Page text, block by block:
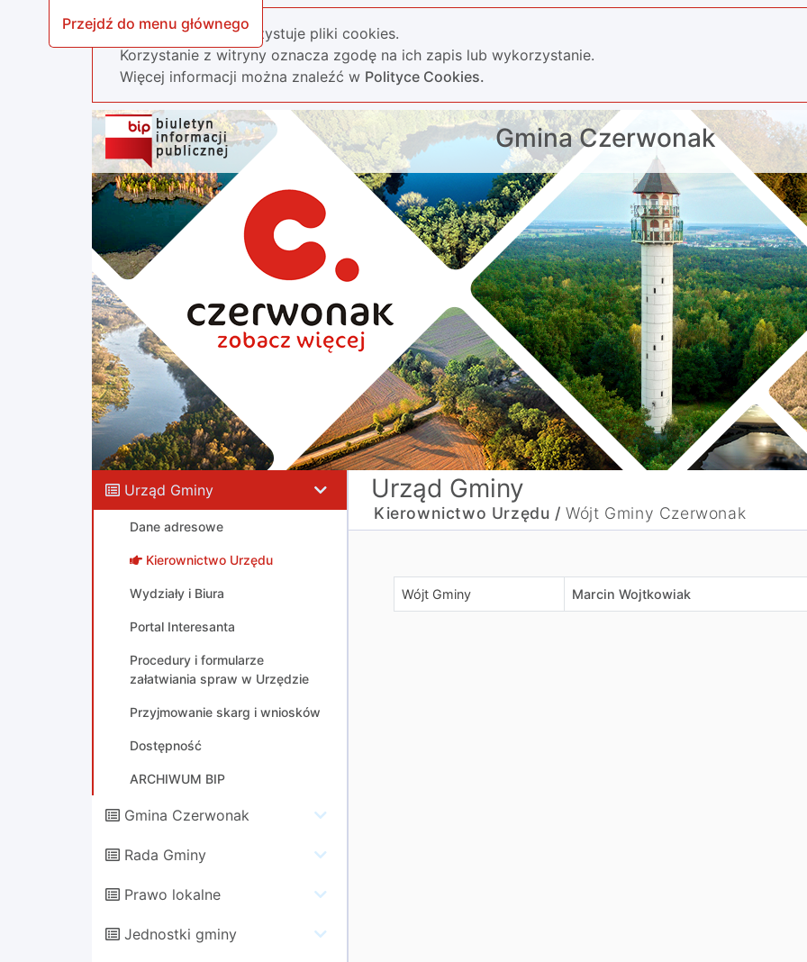
Przejdź do menu głównego
Nasza strona wykorzystuje pliki cookies.
Korzystanie z witryny oznacza zgodę na ich zapis lub wykorzystanie.
Więcej informacji można znaleźć w Polityce Cookies.
Gmina Czerwonak
Urząd Gminy
Dane adresowe
Kierownictwo Urzędu
Wydziały i Biura
Portal Interesanta
Procedury i formularze
załatwiania spraw w Urzędzie
Przyjmowanie skarg i wniosków
Dostępność
ARCHIWUM BIP
Gmina Czerwonak
Rada Gminy
Prawo lokalne
Jednostki gminy
Urząd Gminy
Kierownictwo Urzędu / Wójt Gminy Czerwonak
Wójt Gminy Marcin Wojtkowiak